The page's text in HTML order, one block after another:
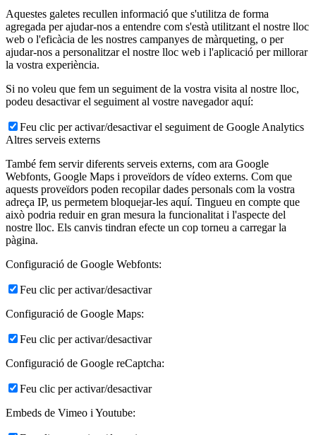
Aquestes galetes recullen informació que s'utilitza de forma
agregada per ajudar-nos a entendre com s'està utilitzant el nostre lloc
web o l'eficàcia de les nostres campanyes de màrqueting, o per
ajudar-nos a personalitzar el nostre lloc web i l'aplicació per millorar
la vostra experiència.
Si no voleu que fem un seguiment de la vostra visita al nostre lloc,
podeu desactivar el seguiment al vostre navegador aquí:
Feu clic per activar/desactivar el seguiment de Google Analytics
Altres serveis externs
També fem servir diferents serveis externs, com ara Google
Webfonts, Google Maps i proveïdors de vídeo externs. Com que
aquests proveïdors poden recopilar dades personals com la vostra
adreça IP, us permetem bloquejar-les aquí. Tingueu en compte que
això podria reduir en gran mesura la funcionalitat i l'aspecte del
nostre lloc. Els canvis tindran efecte un cop torneu a carregar la
pàgina.
Configuració de Google Webfonts:
Feu clic per activar/desactivar
Configuració de Google Maps:
Feu clic per activar/desactivar
Configuració de Google reCaptcha:
Feu clic per activar/desactivar
Embeds de Vimeo i Youtube: